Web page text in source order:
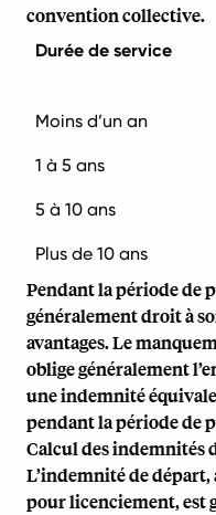
convention collective.
Durée de service
Moins d’un an
1 à 5 ans
5 à 10 ans
Plus de 10 ans
Pendant la période de
généralement droit à
avantages. Le
oblige généralement
une indemnité
pendant la période de
Calcul des indemnités
L’indemnité de
pour licenciement, est